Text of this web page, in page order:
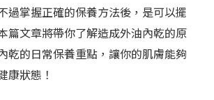
過掌握正確的保養方法後，是可以擺
篇文章將帶你了解造成外油內乾的原
乾的日常保養重點，讓你的肌膚能夠
康狀態！